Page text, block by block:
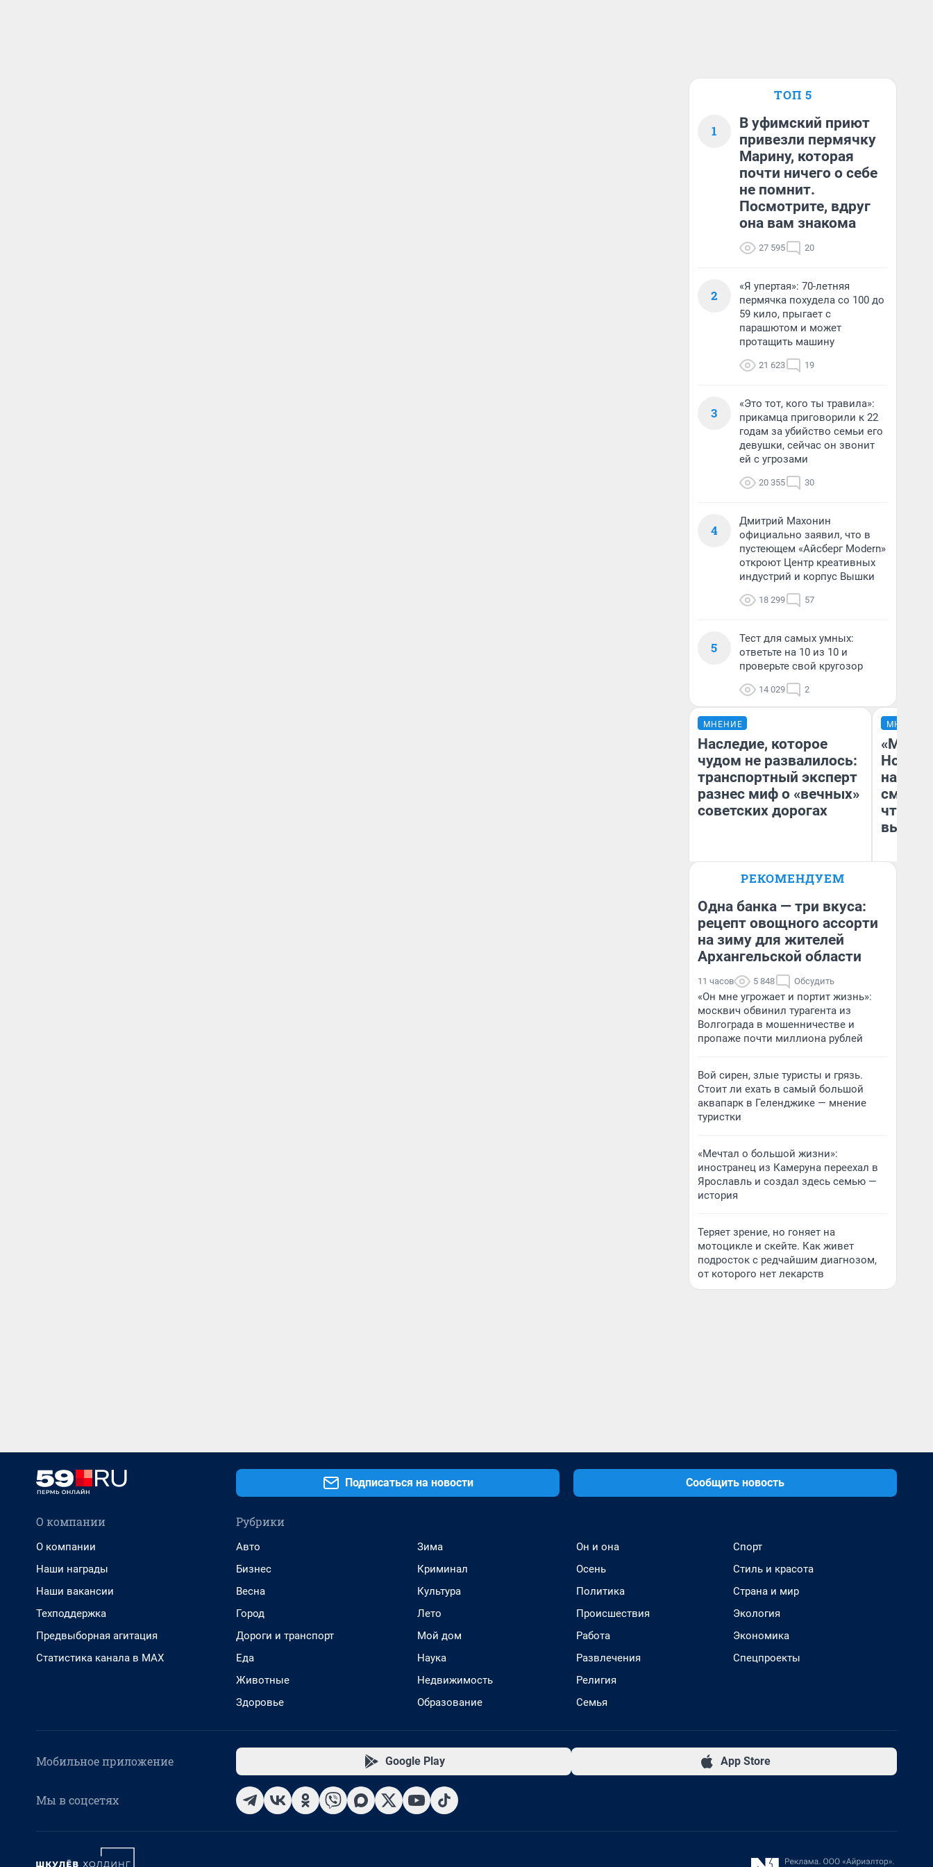
ТОП 5
1
В уфимский приют
привезли пермячку
Марину, которая
почти ничего о себе
не помнит.
Посмотрите, вдруг
она вам знакома
27 595 20
2
«Я упертая»: 70-летняя
пермячка похудела со 100 до
59 кило, прыгает с
парашютом и может
протащить машину
21 623 19
3
«Это тот, кого ты травила»:
прикамца приговорили к 22
годам за убийство семьи его
девушки, сейчас он звонит
ей с угрозами
20 355 30
4
Дмитрий Махонин
официально заявил, что в
пустеющем «Айсберг Modern»
откроют Центр креативных
индустрий и корпус Вышки
18 299 57
5
Тест для самых умных:
ответьте на 10 из 10 и
проверьте свой кругозор
14 029 2
МНЕНИЕ
Наследие, которое
чудом не развалилось:
транспортный эксперт
разнес миф о «вечных»
советских дорогах
Блогер, предприниматель,
бизнесе
МНЕНИЕ
«Мы
чтобы
РЕКОМЕНДУЕМ
Одна банка — три вкуса:
рецепт овощного ассорти
на зиму для жителей
Архангельской области
11 часов 5 848 Обсудить
«Он мне угрожает и портит жизнь»:
москвич обвинил турагента из
Волгограда в мошенничестве и
пропаже почти миллиона рублей
Вой сирен, злые туристы и грязь.
Стоит ли ехать в самый большой
аквапарк в Геленджике — мнение
туристки
«Мечтал о большой жизни»:
иностранец из Камеруна переехал в
Ярославль и создал здесь семью —
история
Теряет зрение, но гоняет на
мотоцикле и скейте. Как живет
подросток с редчайшим диагнозом,
от которого нет лекарств
Подписаться на новости Сообщить новость
О компании
О компании
Наши награды
Наши вакансии
Техподдержка
Предвыборная агитация
Статистика канала в MAX
Рубрики
Авто
Бизнес
Весна
Город
Дороги и транспорт
Еда
Животные
Здоровье
Зима
Криминал
Культура
Лето
Мой дом
Наука
Недвижимость
Образование
Он и она
Осень
Политика
Происшествия
Работа
Развлечения
Религия
Семья
Спорт
Стиль и красота
Страна и мир
Экология
Экономика
Спецпроекты
Мобильное приложение Google Play App Store
Мы в соцсетях